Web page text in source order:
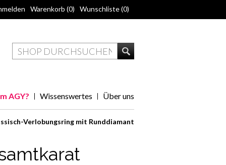
Warenkorb (0) Wunschliste(0)
Über uns
Wissenswertes
AGY?
Verlobungsring mit Runddiamant